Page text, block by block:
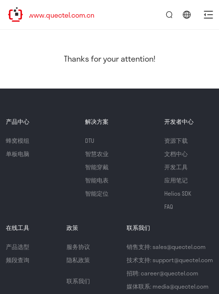
https://www.quectel.com.cn
Thanks for your attention!
产品中心
蜂窝模组
单板电脑
解决方案
DTU
智慧农业
智能穿戴
智能电表
智能定位
开发者中心
资源下载
文档中心
开发工具
应用笔记
Helios SDK
FAQ
在线工具
产品选型
频段查询
政策
服务协议
隐私政策
联系我们
联系我们
销售支持: sales@quectel.com
技术支持: support@quectel.com
招聘: career@quectel.com
媒体联系: media@quectel.com